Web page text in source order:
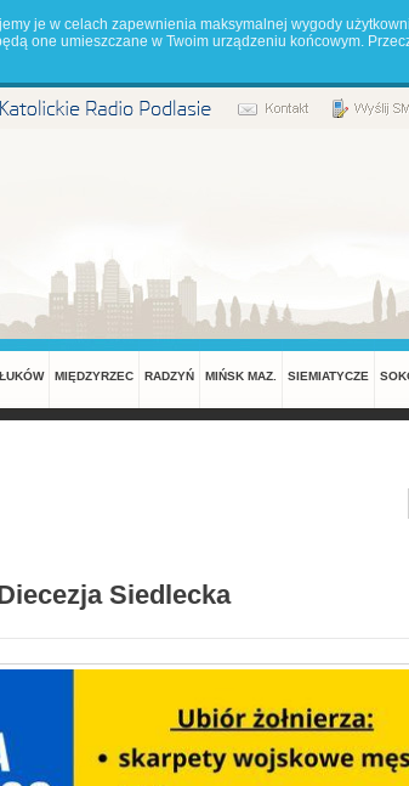
je w celach zapewnienia maksymalnej wygody
one umieszczane w Twoim urządzeniu końcowym.
ŁUKÓW MIĘDZYRZEC RADZYŃ MIŃSK MAZ. SIEMIATYCZE
Siedlecka